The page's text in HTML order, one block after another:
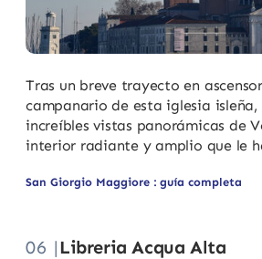
Tras un breve trayecto en
campanario de esta iglesia isleña,
increíbles vistas panorámicas de
interior radiante y amplio que le
San Giorgio Maggiore : guía completa
06 |Libreria Acqua Alta